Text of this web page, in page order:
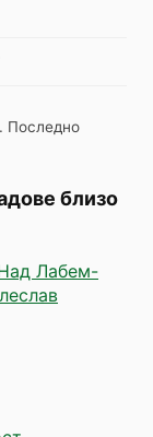
. Последно
близо
Лабем-